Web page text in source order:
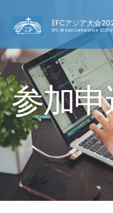
ス
キ
ッ
プ
EFCアジア大会
EFC All Asia Conference 2025
参加